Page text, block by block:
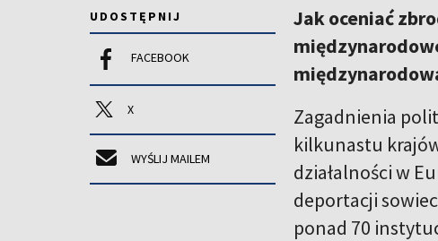
UDOSTĘPNIJ
FACEBOOK
X
WYŚLIJ MAILEM
Jak oceniać
Zagadnienia
kilkunastu
działalności w
deportacji
ponad 70